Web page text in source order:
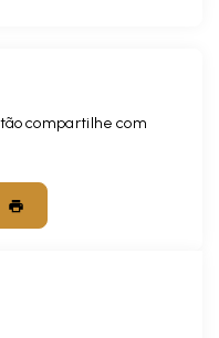
compartilhe com